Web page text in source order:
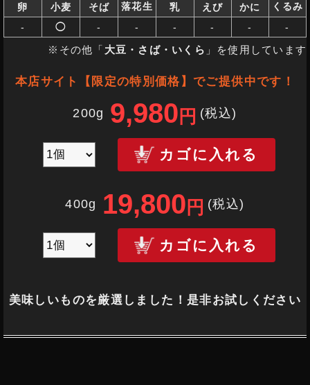
卵 小麦 そば 落花生 乳 えび かに
くるみ
-
◯ - - - - - -
※その他「 大豆・さば・いくら 」を使用しています
本店サイト【限定の特別価格】でご提供中です！
200g 9,980 円 (税込)
カゴに入れる
400g 19,800 円 (税込)
カゴに入れる
美味しいものを厳選しました！是非お試しください